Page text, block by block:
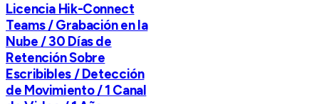
Licencia Hik-Connect
Teams / Grabación en la
Nube / 30 Días de
Retención Sobre
Escribibles / Detección
de Movimiento / 1 Canal